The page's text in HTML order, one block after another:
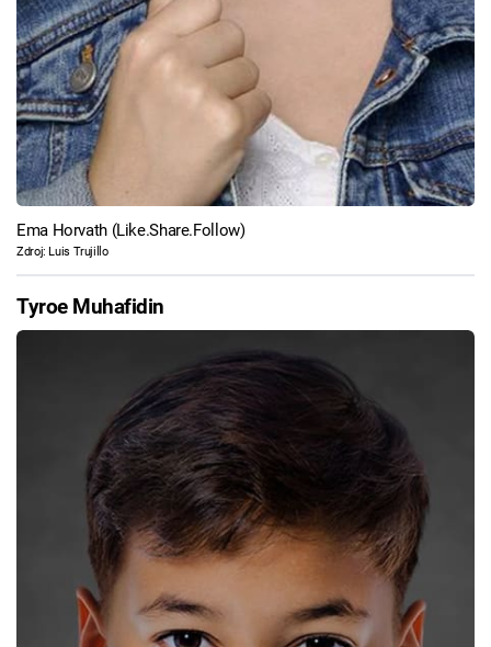
Ema Horvath (Like.Share.Follow)
Zdroj: Luis Trujillo
Tyroe Muhafidin